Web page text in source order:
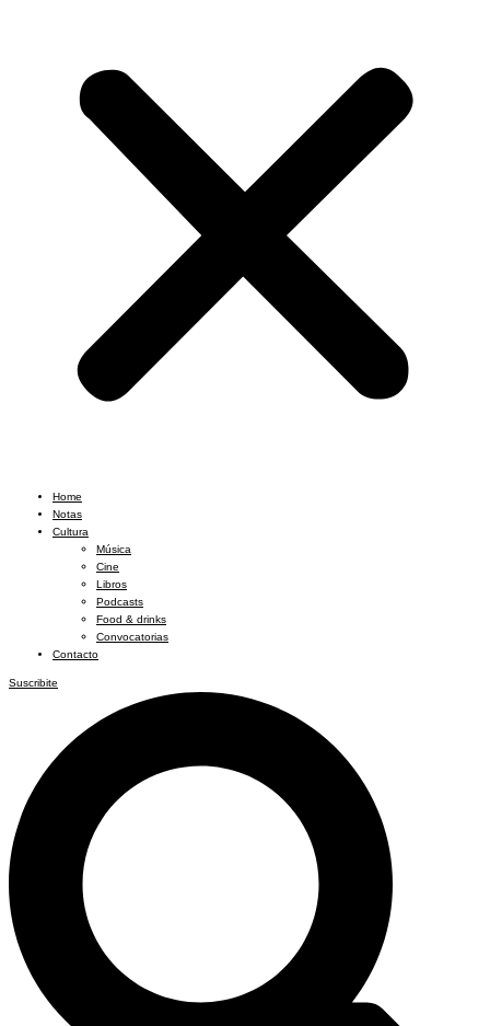
Home
Notas
Cultura
Música
Cine
Libros
Podcasts
Food & drinks
Convocatorias
Contacto
Suscribite